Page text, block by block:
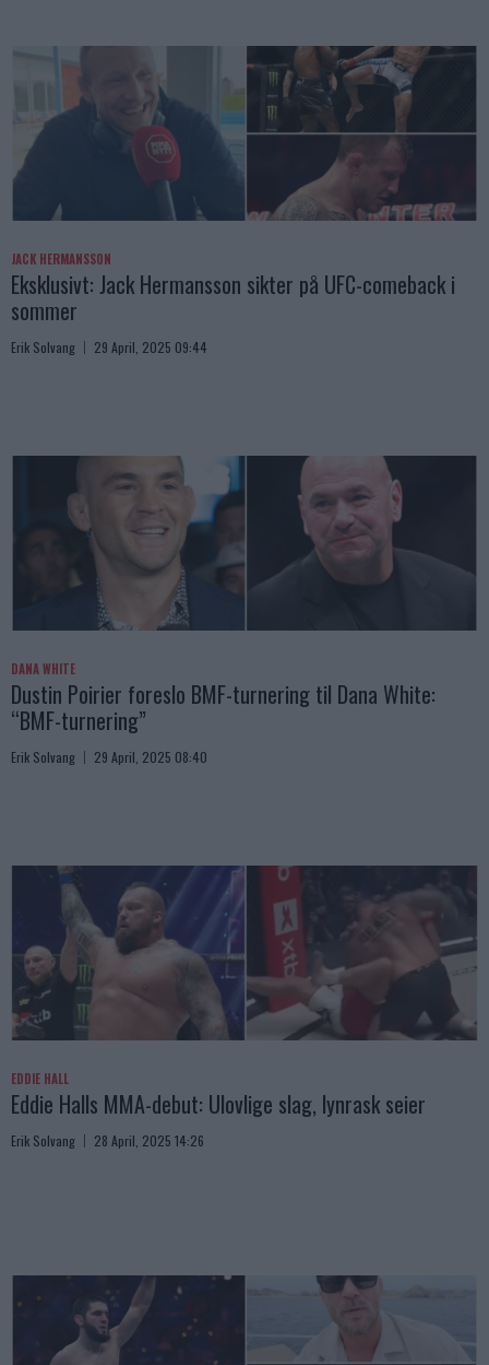
JACK HERMANSSON
Eksklusivt: Jack Hermansson sikter på UFC-comeback i
sommer
Erik Solvang 29 April, 2025 09:44
DANA WHITE
Dustin Poirier foreslo BMF-turnering til Dana White:
“BMF-turnering”
Erik Solvang 29 April, 2025 08:40
EDDIE HALL
Eddie Halls MMA-debut: Ulovlige slag, lynrask seier
Erik Solvang 28 April, 2025 14:26